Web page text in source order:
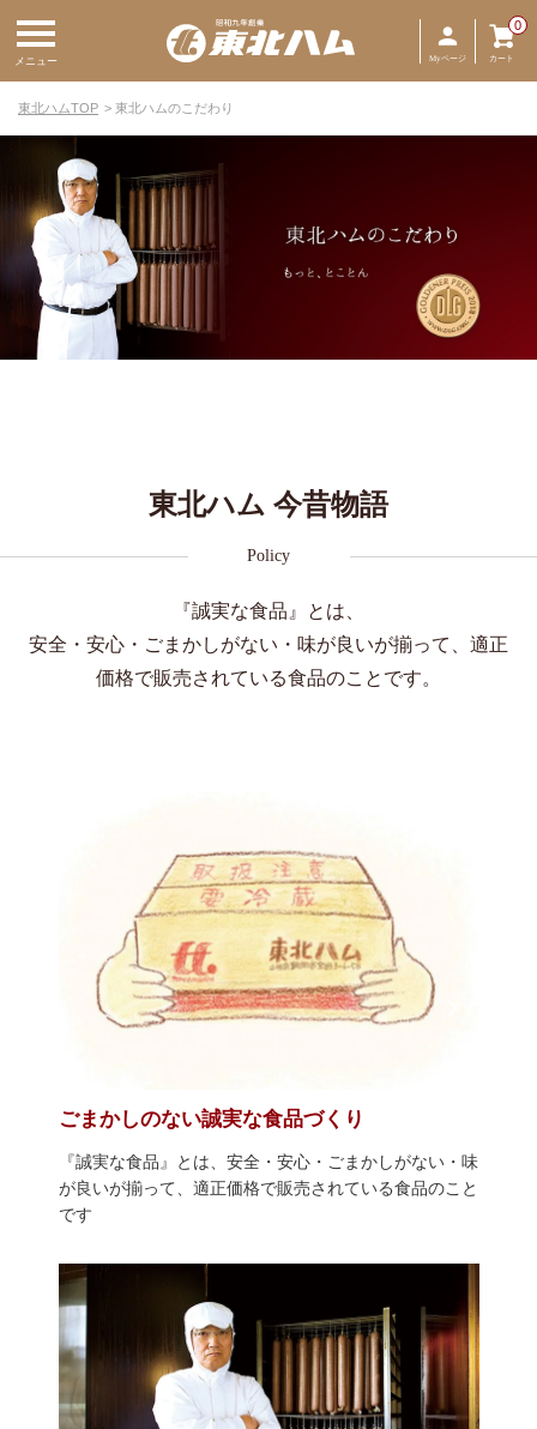
メニュー Myページ カート
0
東北ハムTOP 東北ハムのこだわり
東北ハム 今昔物語
Policy
『誠実な食品』とは、
安全・安心・ごまかしがない・味が良いが揃って、 適正
価格で販売されている食品のことです。
ごまかしのない誠実な食品づくり
『誠実な食品』とは、安全・安心・ごまかしがない・味
が良いが揃って、適正価格で販売されている食品のこと
です